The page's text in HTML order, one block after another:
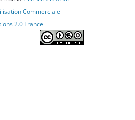
Commerciale -
2.0 France